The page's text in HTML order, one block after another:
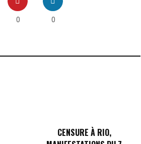
0 0
CENSURE À RIO,